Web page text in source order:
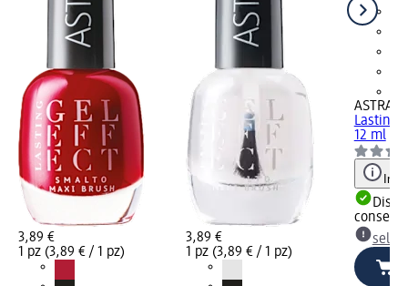
3,89 €
1 pz (3,89 € / 1 pz)
3,89 €
1 pz (3,89 € / 1 pz)
ASTRA
Lasting
12 ml